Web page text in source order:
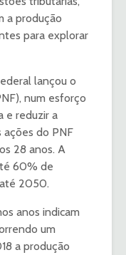
a produção
para explorar
lançou o
num esforço
e reduzir a
ações do PNF
28 anos. A
60% de
2050.
anos indicam
um
a produção